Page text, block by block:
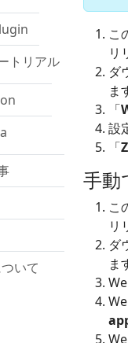
トリアル
いて
こ
リ
ダ
ま
「
設
「
手動
こ
リ
ダ
ま